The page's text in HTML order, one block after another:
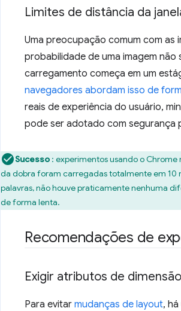
Limites de distância da
Uma preocupação comum com as
probabilidade de uma imagem
carregamento começa em um
navegadores abordam isso de
reais de experiência do usuário,
pode ser adotado com segurança
Sucesso : experimentos usando o
da dobra foram carregadas totalmente em 10
palavras, não houve praticamente nenhuma
de forma lenta.
Recomendações de
Exigir atributos de
Para evitar mudanças de layout,